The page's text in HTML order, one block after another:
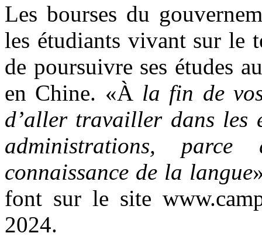
Les bourses du
les étudiants vivant sur le
de poursuivre ses études
en Chine. «À la fin de
d’aller travailler dans les
administrations,
connaissance de la langue
font sur le site
2024.